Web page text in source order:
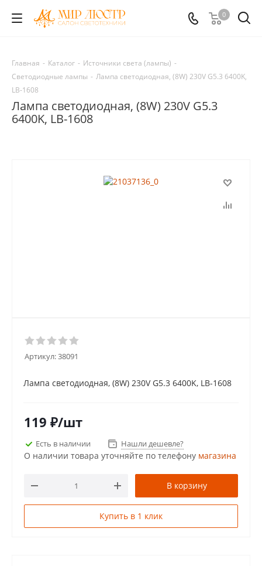
0
Главная - Каталог - Источники света (лампы) -
Светодиодные лампы - Лампа светодиодная, (8W) 230V G5.3 6400K,
LB-1608
Лампа светодиодная, (8W) 230V G5.3
6400K, LB-1608
Артикул:38091
Лампа светодиодная, (8W) 230V G5.3 6400K, LB-1608
119 ₽/шт
Есть в наличии Нашли дешевле?
О наличии товара уточняйте по телефону магазина
В корзину
Купить в 1 клик